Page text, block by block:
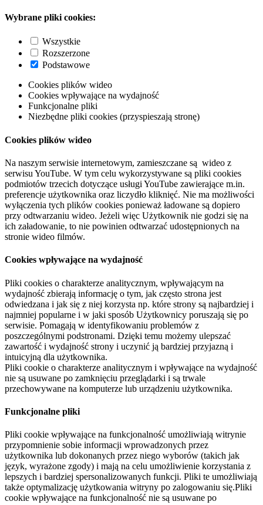
Wybrane pliki cookies:
Wszystkie
Rozszerzone
Podstawowe
Cookies plików wideo
Cookies wpływające na wydajność
Funkcjonalne pliki
Niezbędne pliki cookies (przyspieszają stronę)
Cookies plików wideo
Na naszym serwisie internetowym, zamieszczane są wideo z
serwisu YouTube. W tym celu wykorzystywane są pliki cookies
podmiotów trzecich dotyczące usługi YouTube zawierające m.in.
preferencje użytkownika oraz liczydło kliknięć. Nie ma możliwości
wyłączenia tych plików cookies ponieważ ładowane są dopiero
przy odtwarzaniu wideo. Jeżeli więc Użytkownik nie godzi się na
ich załadowanie, to nie powinien odtwarzać udostępnionych na
stronie wideo filmów.
Cookies wpływające na wydajność
Pliki cookies o charakterze analitycznym, wpływającym na
wydajność zbierają informację o tym, jak często strona jest
odwiedzana i jak się z niej korzysta np. które strony są najbardziej i
najmniej popularne i w jaki sposób Użytkownicy poruszają się po
serwisie. Pomagają w identyfikowaniu problemów z
poszczególnymi podstronami. Dzięki temu możemy ulepszać
zawartość i wydajność strony i uczynić ją bardziej przyjazną i
intuicyjną dla użytkownika.
Pliki cookie o charakterze analitycznym i wpływające na wydajność
nie są usuwane po zamknięciu przeglądarki i są trwale
przechowywane na komputerze lub urządzeniu użytkownika.
Funkcjonalne pliki
Pliki cookie wpływające na funkcjonalność umożliwiają witrynie
przypomnienie sobie informacji wprowadzonych przez
użytkownika lub dokonanych przez niego wyborów (takich jak
język, wyrażone zgody) i mają na celu umożliwienie korzystania z
lepszych i bardziej spersonalizowanych funkcji. Pliki te umożliwiają
także optymalizację użytkowania witryny po zalogowaniu się.Pliki
cookie wpływające na funkcjonalność nie są usuwane po